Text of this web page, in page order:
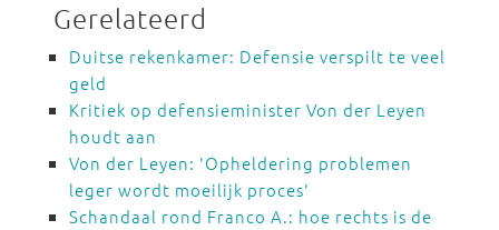
Gerelateerd
Duitse rekenkamer: Defensie verspilt te veel
geld
Kritiek op defensieminister Von der Leyen
houdt aan
Von der Leyen: 'Opheldering problemen
leger wordt moeilijk proces'
Schandaal rond Franco A.: hoe rechts is de